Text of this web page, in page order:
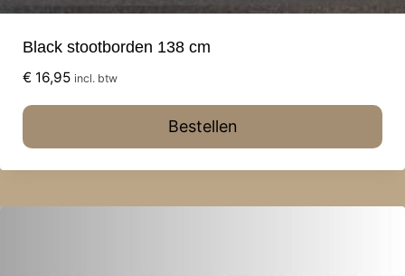
Black stootborden 138 cm
€ 16,95 incl. btw
Bestellen